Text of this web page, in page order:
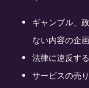
ギャンブル、
ない内容の企画
法律に違反す
サービスの売